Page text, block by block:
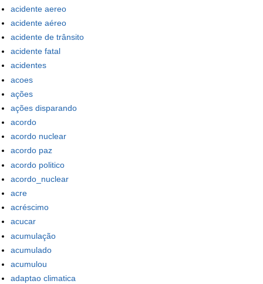
acidente aereo
acidente aéreo
acidente de trânsito
acidente fatal
acidentes
acoes
ações
ações disparando
acordo
acordo nuclear
acordo paz
acordo politico
acordo_nuclear
acre
acréscimo
acucar
acumulação
acumulado
acumulou
adaptao climatica